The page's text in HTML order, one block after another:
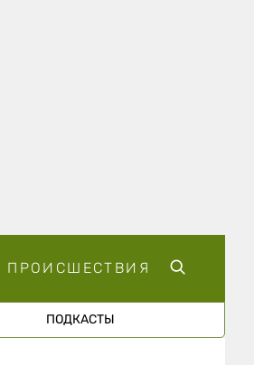
ПРОИСШЕСТВИЯ
ПОДКАСТЫ